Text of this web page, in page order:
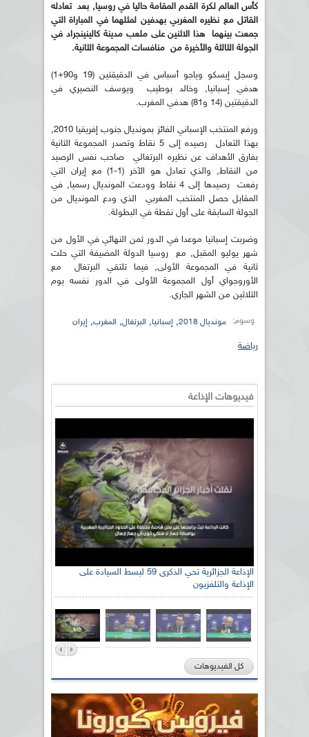
كأس العالم لكرة القدم المقامة حاليا في روسيا, بعد تعادله
القاتل مع نظيره المغربي بهدفين لمثلهما في المباراة التي
جمعت بينهما هذا الاثنين على ملعب مدينة كالينينجراد في
الجولة الثالثة والأخيرة من منافسات المجموعة الثانية.
وسجل إيسكو وياجو أسباس في الدقيقتين (19 و90+1)
هدفي إسبانيا, وخالد بوطيب ويوسف النصيري في
الدقيقتين (14 و81) هدفي المغرب.
ورفع المنتخب الإسباني الفائز بمونديال جنوب إفريقيا 2010,
بهذا التعادل رصيده إلى 5 نقاط وتصدر المجموعة الثانية
بفارق الأهداف عن نظيره البرتغالي صاحب نفس الرصيد
من النقاط, والذي تعادل هو الآخر (1-1) مع إيران التي
رفعت رصيدها إلى 4 نقاط وودعت المونديال رسميا, في
المقابل حصل المنتخب المغربي الذي ودع المونديال من
الجولة السابقة على أول نقطة في البطولة.
وضربت إسبانيا موعدا في الدور ثمن النهائي في الأول من
شهر يوليو المقبل, مع روسيا الدولة المضيفة التي حلت
ثانية في المجموعة الأولى, فيما تلتقي البرتغال مع
الأوروجواي أول المجموعة الأولى في الدور نفسه يوم
الثلاثين من الشهر الجاري.
وسوم: مونديال 2018 , إسبانيا, البرتغال, المغرب, إيران
رياضة
فيديوهات الإذاعة
الإذاعة الجزائرية تحي الذكرى 59 لبسط السيادة على
الإذاعة والتلفزيون
كل الفيديوهات